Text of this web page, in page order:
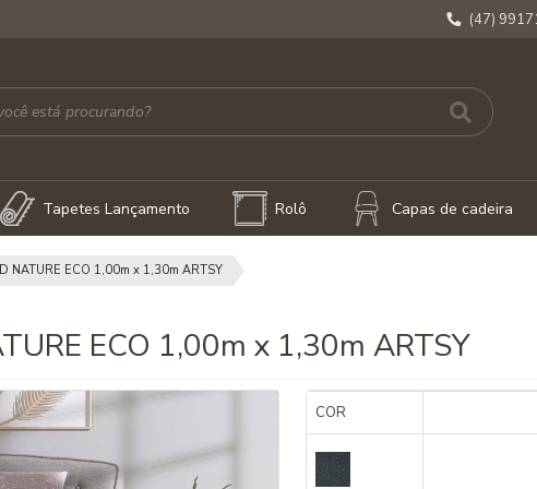
(47)
Tapetes Lançamento Rolô Capas de cadeira
NATURE ECO 1,00m x 1,30m ARTSY
ECO 1,00m x 1,30m ARTSY
COR